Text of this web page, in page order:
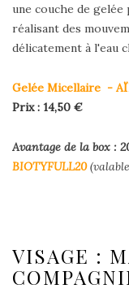
une couche de
réalisant des
délicatement à l'eau
Gelée Micellaire -
Prix : 14,50 €
Avantage de la box :
BIOTYFULL20
VISAGE :